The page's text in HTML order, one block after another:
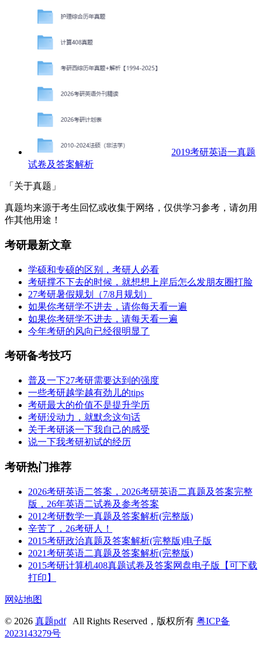
2019考研英语一真题
试卷及答案解析
「关于真题」
真题均来源于考生回忆或收集于网络，仅供学习参考，请勿用
作其他用途！
考研最新文章
学硕和专硕的区别，考研人必看
考研撑不下去的时候，就想想上岸后怎么发朋友圈打脸
27考研暑假规划（7/8月规划）
如果你考研学不进去，请你每天看一遍
如果你考研学不进去，请每天看一遍
今年考研的风向已经很明显了
考研备考技巧
普及一下27考研需要达到的强度
一些考研越学越有劲儿的tips
考研最大的价值不是提升学历
考研没动力，就默念这句话
关于考研谈一下我自己的感受
说一下我考研初试的经历
考研热门推荐
2026考研英语二答案，2026考研英语二真题及答案完整
版，26年英语二试卷及参考答案
2012考研数学一真题及答案解析(完整版)
辛苦了，26考研人！
2015考研政治真题及答案解析(完整版)电子版
2021考研英语二真题及答案解析(完整版)
2015考研计算机408真题试卷及答案网盘电子版【可下载
打印】
网站地图
© 2026 真题pdfAll Rights Reserved，版权所有 粤ICP备
2023143279号